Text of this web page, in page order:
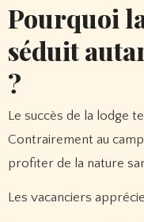
Pourquoi
séduit
?
Le succès de la lodge
Contrairement au
profiter de la nature
Les vacanciers